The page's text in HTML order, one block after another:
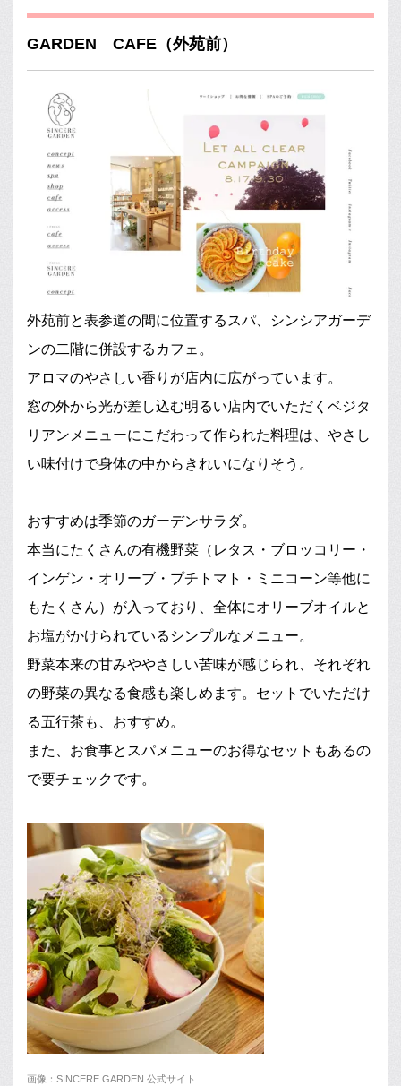
GARDEN CAFE（外苑前）
外苑前と表参道の間に位置するスパ、シンシアガーデ
ンの二階に併設するカフェ。
アロマのやさしい香りが店内に広がっています。
窓の外から光が差し込む明るい店内でいただくベジタ
リアンメニューにこだわって作られた料理は、やさし
い味付けで身体の中からきれいになりそう。
おすすめは季節のガーデンサラダ。
本当にたくさんの有機野菜（レタス・ブロッコリー・
インゲン・オリーブ・プチトマト・ミニコーン等他に
もたくさん）が入っており、全体にオリーブオイルと
お塩がかけられているシンプルなメニュー。
野菜本来の甘みややさしい苦味が感じられ、それぞれ
の野菜の異なる食感も楽しめます。セットでいただけ
る五行茶も、おすすめ。
また、お食事とスパメニューのお得なセットもあるの
で要チェックです。
画像：SINCERE GARDEN 公式サイト